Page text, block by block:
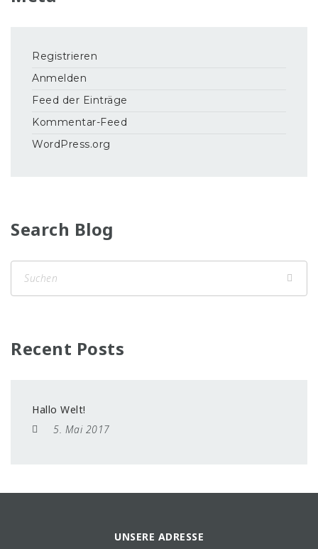
Registrieren
Anmelden
Feed der Einträge
Kommentar-Feed
WordPress.org
Search Blog
Recent Posts
Hallo Welt!
5. Mai 2017
UNSERE ADRESSE